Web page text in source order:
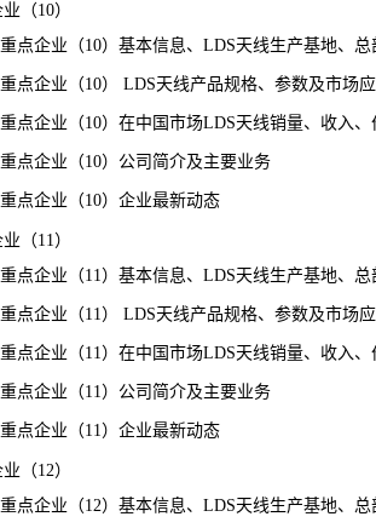
（10）
（10）基本信息、LDS天线生产基地、总
业（10） LDS天线产品规格、参数及市场
（10）在中国市场LDS天线销量、收入、价
业（10）公司简介及主要业务
业（10）企业最新动态
（11）
（11）基本信息、LDS天线生产基地、总
业（11） LDS天线产品规格、参数及市场
（11）在中国市场LDS天线销量、收入、价
业（11）公司简介及主要业务
业（11）企业最新动态
（12）
（12）基本信息、LDS天线生产基地、总